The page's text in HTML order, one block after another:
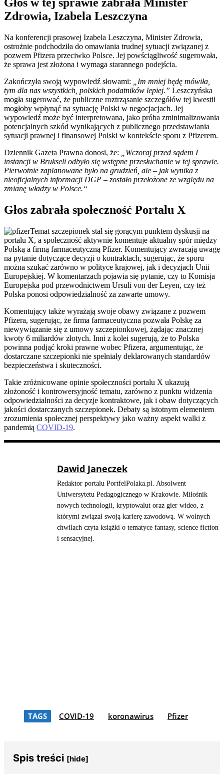
Głos w tej sprawie zabrała Minister
Zdrowia, Izabela Leszczyna
Na konferencji prasowej Izabela Leszczyna, Minister Zdrowia,
ostrożnie podchodziła do omawiania trudnej sytuacji związanej z
pozwem Pfizera przeciwko Polsce. Jej powściągliwość sugerowała,
że sprawa jest złożona i wymaga starannego podejścia.
Zakończyła swoją wypowiedź słowami:
„Im mniej będę mówiła,
tym dla nas wszystkich, polskich podatników lepiej.” Leszczyńska
mogła sugerować, że publiczne roztrząsanie szczegółów tej kwestii
mogłoby wpłynąć na sytuację Polski w negocjacjach. Jej
wypowiedź może być interpretowana, jako próba zminimalizowania
potencjalnych szkód wynikających z publicznego przedstawiania
sytuacji prawnej i finansowej Polski w kontekście sporu z Pfizerem.
Dziennik Gazeta Prawna donosi, że:
„Wczoraj przed sądem I
instancji w Brukseli odbyło się wstępne przesłuchanie w tej sprawie.
Pierwotnie zaplanowane było na grudzień, ale – jak wynika z
nieoficjalnych informacji DGP – zostało przełożone ze względu na
zmianę władzy w Polsce.“
Głos zabrała społeczność Portalu X
Temat szczepionek stał się gorącym punktem dyskusji na
portalu X, a społeczność aktywnie komentuje aktualny spór między
Polską a firmą farmaceutyczną Pfizer. Komentujący zwracają uwagę
na pytanie dotyczące decyzji o kontraktach, sugerując, że sporu
można szukać zarówno w polityce krajowej, jak i decyzjach Unii
Europejskiej. W komentarzach pojawia się pytanie, czy to Komisja
Europejska pod przewodnictwem Ursuli von der Leyen, czy też
Polska ponosi odpowiedzialność za zawarte umowy.
Komentujący także wyrażają swoje obawy związane z pozwem
Pfizera, sugerując, że firma farmaceutyczna pozwała Polskę za
niewywiązanie się z umowy szczepionkowej, żądając znacznej
kwoty 6 miliardów złotych. Inni z kolei sugerują, że to Polska
powinna podjąć kroki prawne wobec Pfizera, argumentując, że
dostarczane szczepionki nie spełniały deklarowanych standardów
bezpieczeństwa i skuteczności.
Takie zróżnicowane opinie społeczności portalu X ukazują
złożoność i kontrowersyjność tematu, zarówno z punktu widzenia
odpowiedzialności za decyzje kontraktowe, jak i obaw dotyczących
jakości dostarczanych szczepionek. Debaty są istotnym elementem
zrozumienia społecznej perspektywy jako ważny aspekt walki z
pandemią COVID-19.
Dawid Janeczek
Redaktor portalu PortfelPolaka.pl. Absolwent
Uniwersytetu Pedagogicznego w Krakowie. Miłośnik
nowych technologii, kryptowalut oraz gier wideo, z
którymi związał swoją karierę zawodową. W wolnych
chwilach czyta książki o tematyce fantasy, science fiction
i sensacyjnej.
TAGS COVID-19 koronawirus Pfizer
Spis treści [hide]